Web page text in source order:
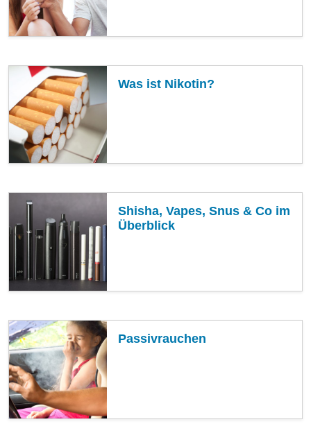
Was ist Nikotin?
Shisha, Vapes, Snus & Co im
Überblick
Passivrauchen